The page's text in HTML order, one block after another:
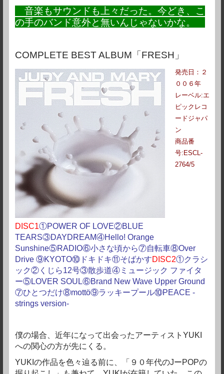
音楽もサウンドも上々だった。今どき、こ
の手のバンド意外と無いんじゃないかな。
COMPLETE BEST ALBUM「FRESH」
発売日：２
００６年
レーベル:エ
ピックレコ
ードジャパ
ン
商品番
号:ESCL-
2764/5
DISC1①POWER OF LOVE②BLUE
TEARS③DAYDREAM④Hello! Orange
Sunshine⑤RADIO⑥小さな頃から⑦自転車⑧Over
Drive ⑨KYOTO⑩ドキドキ⑪そばかすDISC2①クラシ
ック②くじら12号③散歩道④ミュージック ファイタ
ー⑤LOVER SOUL⑥Brand New Wave Upper Ground
⑦ひとつだけ⑧mottö⑨ラッキープール⑩PEACE -
strings version-
僕の場合、近年になって出会ったアーティストYUKI
への関心の方が先にくる。
YUKIの作品を色々辿る前に、「９０年代のJーPOPの